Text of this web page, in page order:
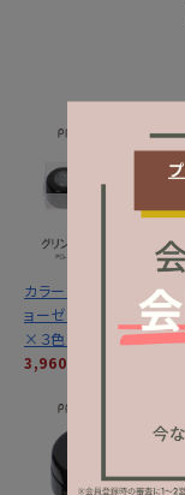
カラーＥＸ／グリントジ
ョーゼットシリーズ３ｇ
×３色セット
3,960円